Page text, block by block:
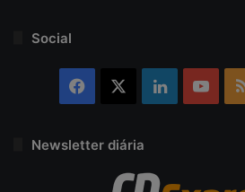
Social
Facebook Linkedin
Newsletter diária